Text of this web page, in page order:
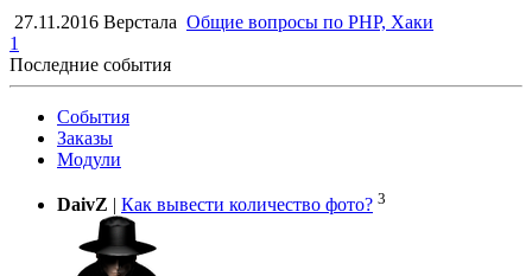
27.11.2016 Верстала Общие вопросы по PHP, Хаки
1
Последние события
События
Заказы
Модули
DaivZ | Как вывести количество фото? 3